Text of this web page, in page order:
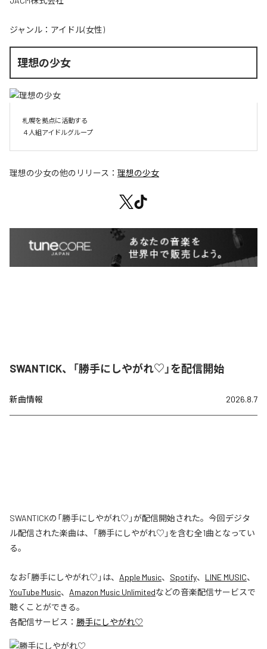
ジャンル： アイドル(女性)
理想の少女
札幌を拠点に活動する
４人組アイドルグループ
理想の少女の他のリリース： 理想の少女
SWANTICK、「勝手にしやがれ♡」を配信開始
新曲情報 2026.8.7
SWANTICKの「勝手にしやがれ♡」が配信開始された。今回デジタ
ル配信された楽曲は、「勝手にしやがれ♡」を含む全1曲となってい
る。
なお「勝手にしやがれ♡ 」は、 Apple Music、 Spotify、 LINE MUSIC、
YouTube Music、 Amazon Music Unlimitedなどの音楽配信サービスで
聴くことができる。
各配信サービス： 勝手にしやがれ♡